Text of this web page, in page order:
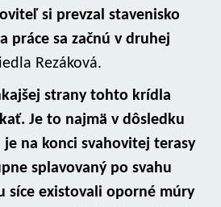
si prevzal stavenisko
práce sa začnú v druhej
Rezáková.
strany tohto krídla
Je to najmä v dôsledku
je na konci svahovitej terasy
splavovaný po svahu
síce existovali oporné múry